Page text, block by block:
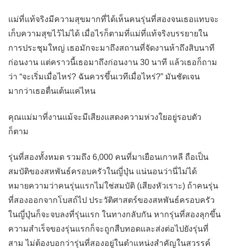
แม่ที่แท้จริงมีความสุขมากที่ได้เห็นคนรุ่นที่สองจนเธอแทบจะ
เก็บความสุขไว้ไม่ได้ เมื่อไรก็ตามที่แม่ที่แท้จริงบรรยายใน
การประชุมใหญ่ เธอมักจะมาถึงสถานที่จัดงานห้าถึงสิบนาที
ก่อนงาน แต่คราวนี้เธอมาถึงก่อนงาน 30 นาที แล้วเธอก็ถาม
ว่า “จะเริ่มเมื่อไหร่? ฉันควรขึ้นเวทีเมื่อไหร่?” มันชัดเจน
มากว่าเธอตื่นเต้นแค่ไหน
คุณแม่มาที่งานแม้จะมีเสียงแสดงความห่วงใยอยู่รอบตัว
ก็ตาม
รุ่นที่สองทั้งหมด รวมถึง 6,000 คนที่มาเยือนเกาหลี ถือเป็น
สมบัติของสหพันธ์ครอบครัวในญี่ปุ่น แน่นอนว่านี่ไม่ได้
หมายความว่าคนรุ่นแรกไม่ใช่สมบัติ (เสียงหัวเราะ) ถ้าคนรุ่น
ที่สองออกจากโบสถ์ไป ประวัติศาสตร์ของสหพันธ์ครอบครัว
ในญี่ปุ่นก็จะจบลงที่รุ่นแรก ในทางกลับกัน หากรุ่นที่สองลุกขึ้น
ความสำเร็จของรุ่นแรกก็จะถูกสืบทอดและส่งต่อไปยังรุ่นที่
สาม ไม่ต้องบอกว่ารุ่นที่สองอยู่ในตำแหน่งสำคัญในสวรรค์